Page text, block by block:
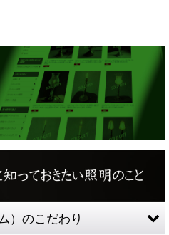
）のこだわり